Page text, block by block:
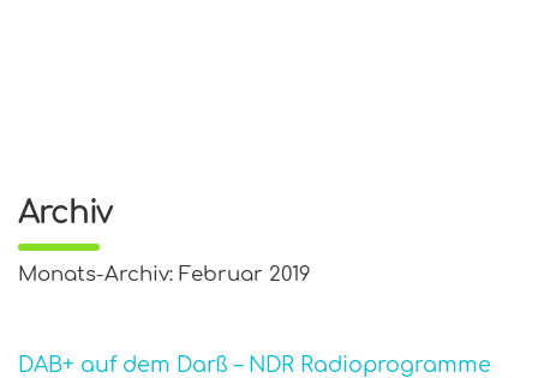
Archiv
Monats-Archiv: Februar 2019
DAB+ auf dem Darß – NDR Radioprogramme